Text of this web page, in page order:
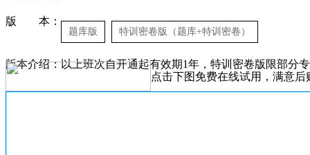
版 本：
题库版 特训密卷版（题库+特训密卷）
版本介绍：以上班次自开通起有效期1年，特训密卷版限部分
点击下图免费在线试用，满意后